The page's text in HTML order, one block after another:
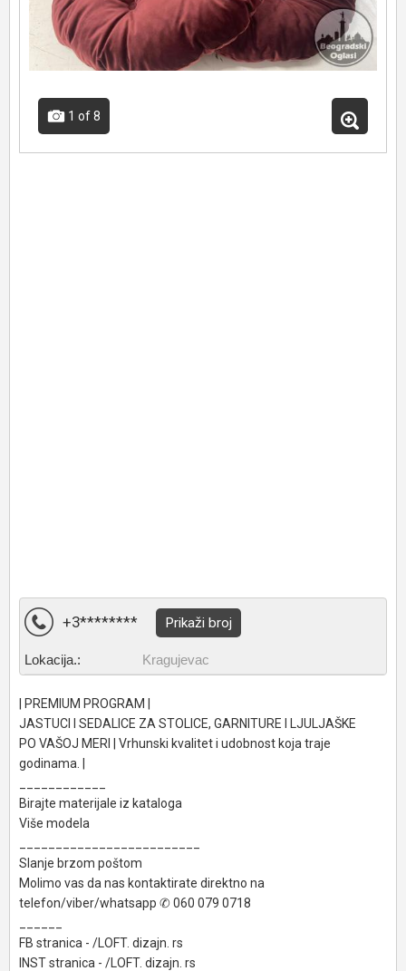
1 of 8
+3******** Prikaži broj
Lokacija.: Kragujevac
| PREMIUM PROGRAM |
JASTUCI I SEDALICE ZA STOLICE, GARNITURE I LJULJAŠKE
PO VAŠOJ MERI | Vrhunski kvalitet i udobnost koja traje
godinama. |
Birajte materijale iz kataloga
Više modela
Slanje brzom poštom
Molimo vas da nas kontaktirate direktno na
telefon/viber/whatsapp ✆ 060 079 0718
FB stranica - /LOFT. dizajn. rs
INST stranica - /LOFT. dizajn. rs